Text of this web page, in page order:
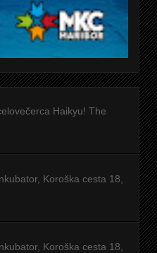
Haikyu! The
Koroška cesta 18,
Koroška cesta 18,